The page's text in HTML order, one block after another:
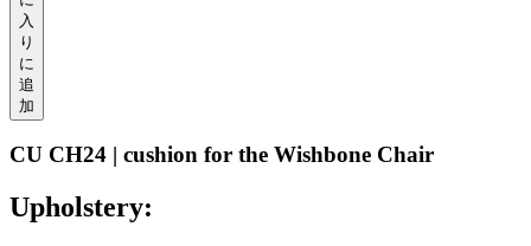
入
り
に
追
加
CU CH24 | cushion for the Wishbone Chair
Upholstery: